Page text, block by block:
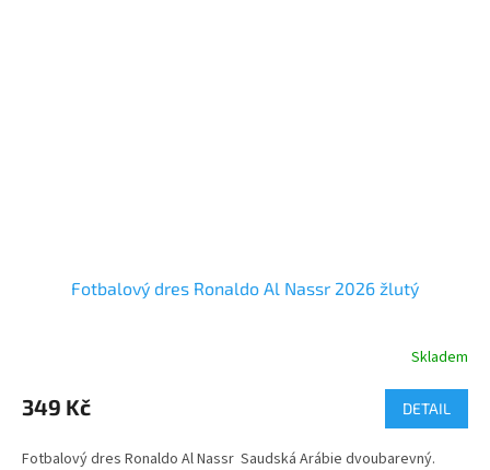
Fotbalový dres Ronaldo Al Nassr 2026 žlutý
produktu
je
z
Skladem
349 Kč DETAIL
Fotbalový dres Ronaldo Al Nassr Saudská Arábie dvoubarevný.